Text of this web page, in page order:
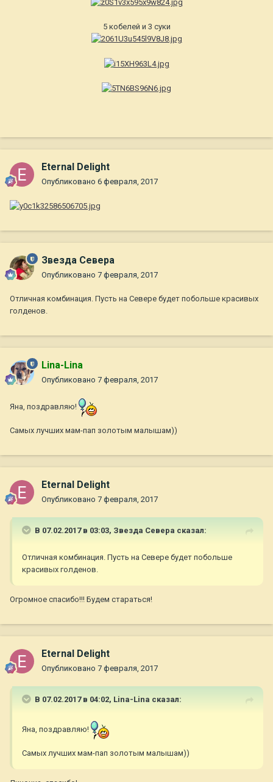
5 кобелей и 3 суки
Eternal Delight
Опубликовано 6 февраля, 2017
Звезда Севера
Опубликовано 7 февраля, 2017
Отличная комбинация. Пусть на Севере будет побольше красивых
голденов.
Lina-Lina
Опубликовано 7 февраля, 2017
Яна, поздравляю!
Самых лучших мам-пап золотым малышам))
Eternal Delight
Опубликовано 7 февраля, 2017
В 07.02.2017 в 03:03, Звезда Севера сказал:
Отличная комбинация. Пусть на Севере будет побольше
красивых голденов.
Огромное спасибо!!! Будем стараться!
Eternal Delight
Опубликовано 7 февраля, 2017
В 07.02.2017 в 04:02, Lina-Lina сказал:
Яна, поздравляю!
Самых лучших мам-пап золотым малышам))